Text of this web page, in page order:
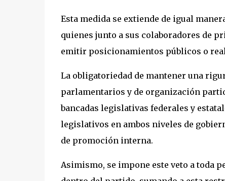
Esta medida se extiende de igual
quienes junto a sus colaboradores de
emitir posicionamientos públicos o
La obligatoriedad de mantener una
parlamentarios y de organización
bancadas legislativas federales y
legislativos en ambos niveles de
de promoción interna.
Asimismo, se impone este veto a toda